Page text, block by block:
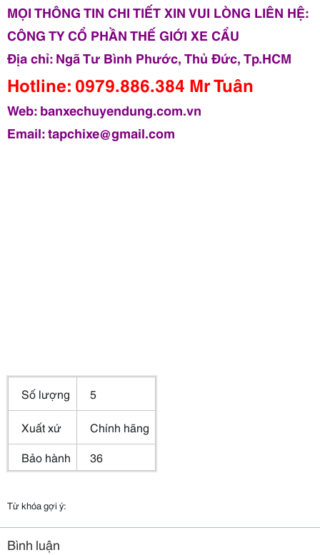
MỌI THÔNG TIN CHI TIẾT XIN VUI LÒNG LIÊN HỆ:
CÔNG TY CỔ PHẦN THẾ GIỚI XE CẨU
Địa chỉ: Ngã Tư Bình Phước, Thủ Đức, Tp.HCM
Hotline: 0979.886.384 Mr Tuân
Web: banxechuyendung.com.vn
Email: tapchixe@gmail.com
Số lượng 5
Xuất xứ
Chính hãng
Bảo hành
36
Từ khóa gợi ý:
Bình luận